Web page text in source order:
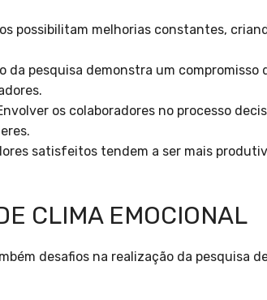
possibilitam melhorias constantes,
da pesquisa demonstra um compromisso
os colaboradores no processo
satisfeitos tendem a ser mais
CLIMA EMOCIONAL
desafios na realização da pesquisa